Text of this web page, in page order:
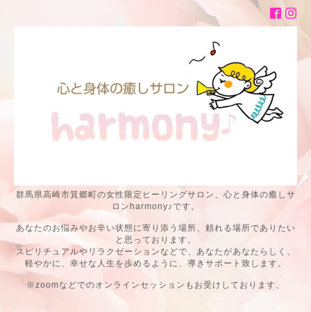
群馬県高崎市箕郷町の女性限定ヒーリングサロン、心と身体の癒しサ
ロンharmony♪です。
あなたのお悩みやお辛い状態に寄り添う場所、頼れる場所でありたい
と思っております。
スピリチュアルやリラクゼーションなどで、あなたがあなたらしく、
軽やかに、幸せな人生を歩めるように、導きサポート致します。
※zoomなどでのオンラインセッションもお受けしております、